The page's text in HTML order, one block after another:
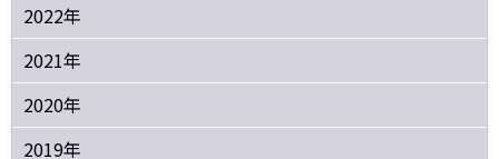
2022年
2021年
2020年
2019年